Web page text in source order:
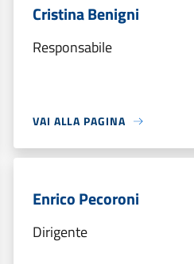
Cristina Benigni
Responsabile
VAI ALLA PAGINA
Enrico Pecoroni
Dirigente